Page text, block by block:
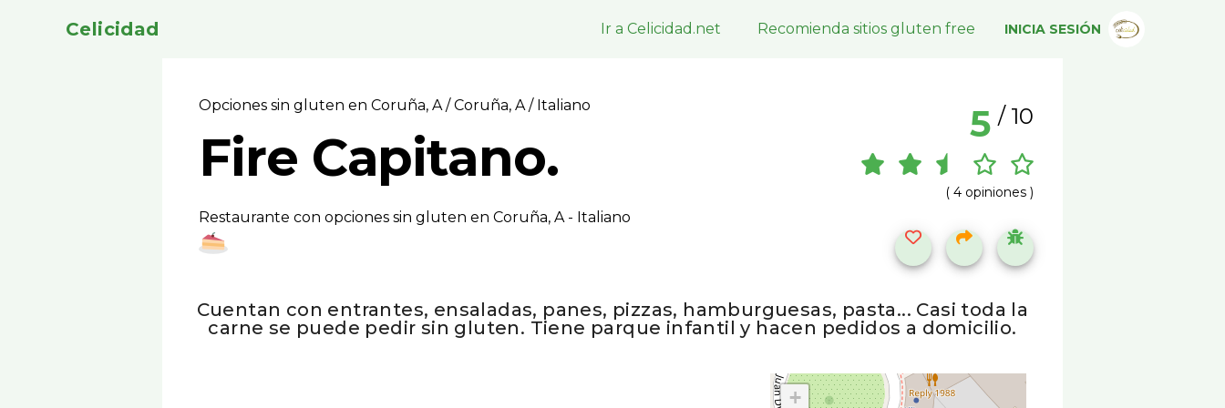
Celicidad Ir a Celicidad.net Recomienda sitios gluten free INICIA SESIÓN
Opciones sin gluten en Coruña, A/Coruña, A/ Italiano
Fire Capitano.
Restaurante con opciones sin gluten en Coruña, A - Italiano
5 / 10
( 4 opiniones )
Cuentan con entrantes, ensaladas, panes, pizzas, hamburguesas, pasta... Casi toda la
carne se puede pedir sin gluten. Tiene parque infantil y hacen pedidos a domicilio.
+